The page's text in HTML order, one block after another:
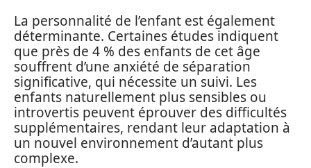
La personnalité de l’enfant est également
déterminante. Certaines études indiquent
que près de 4 % des enfants de cet âge
souffrent d’une anxiété de séparation
significative, qui nécessite un suivi. Les
enfants naturellement plus sensibles ou
introvertis peuvent éprouver des difficultés
supplémentaires, rendant leur adaptation à
un nouvel environnement d’autant plus
complexe.